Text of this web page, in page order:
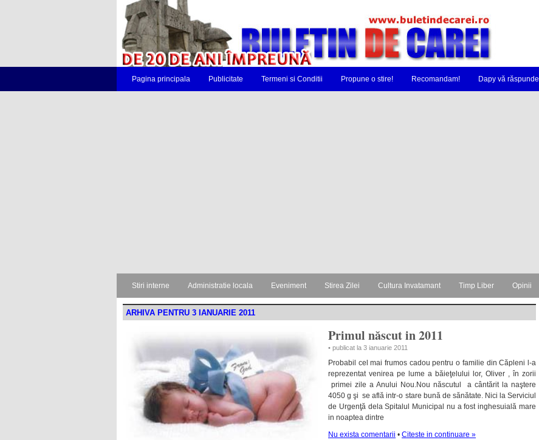
Pagina principala Publicitate Termeni si Conditii Propune o stire! Recomandam! Dapy vă răspunde
Stiri interne Administratie locala Eveniment Stirea Zilei Cultura Invatamant Timp Liber Opinii
ARHIVA PENTRU 3 IANUARIE 2011
Primul născut in 2011
• publicat la 3 ianuarie 2011
Probabil cel mai frumos cadou pentru o familie din Căpleni l-a
reprezentat venirea pe lume a băieţelului lor, Oliver , în zorii
primei zile a Anului Nou.Nou născutul a cântărit la naştere
4050 g şi se află intr-o stare bună de sănătate. Nici la Serviciul
de Urgenţă dela Spitalul Municipal nu a fost inghesuială mare
in noaptea dintre
Nu exista comentarii • Citeste in continuare »